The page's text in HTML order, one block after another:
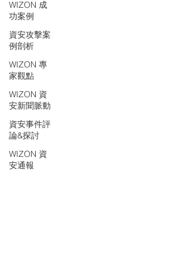
WIZON 成
功案例
資安攻擊案
例剖析
WIZON 專
家觀點
WIZON 資
安新聞脈動
資安事件評
論&探討
WIZON 資
安通報